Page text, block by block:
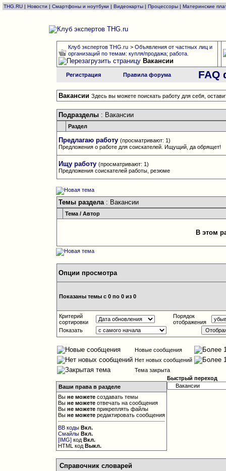
THG.RU | Новости | Смартфоны и ноутбуки | Видеокарты | Процессоры | Материнские
Клуб экспертов THG.ru > Объявления от частных лиц и
организаций по темам: купля/продажа; работа.
Вакансии
Регистрация Правила форума FAQ
Вакансии Здесь вы можете поискать работу для себя,
Подразделы: Вакансии
Раздел
Предлагаю работу (просматривают: 1)
Предложения о работе для соискателей. Ищущий, да обрящет!
Ищу работу (просматривают: 1)
Предложения соискателей работы, резюме
Темы раздела: Вакансии
Тема/ Автор
В этом
Опции просмотра
Показаны темы с 0 по 0 из 0
Критерий
сортировки
Порядок
отображения
Показать
Новые сообщения
Нет новых сообщений
Тема закрыта
Ваши права в разделе
Выне можете создавать темы
Выне можете отвечать на сообщения
Выне можете прикреплять файлы
Выне можете редактировать сообщения
BB коды Вкл.
Смайлы Вкл.
[IMG] кодВкл.
HTML кодВыкл.
Быстрый переход
Справочник словарей